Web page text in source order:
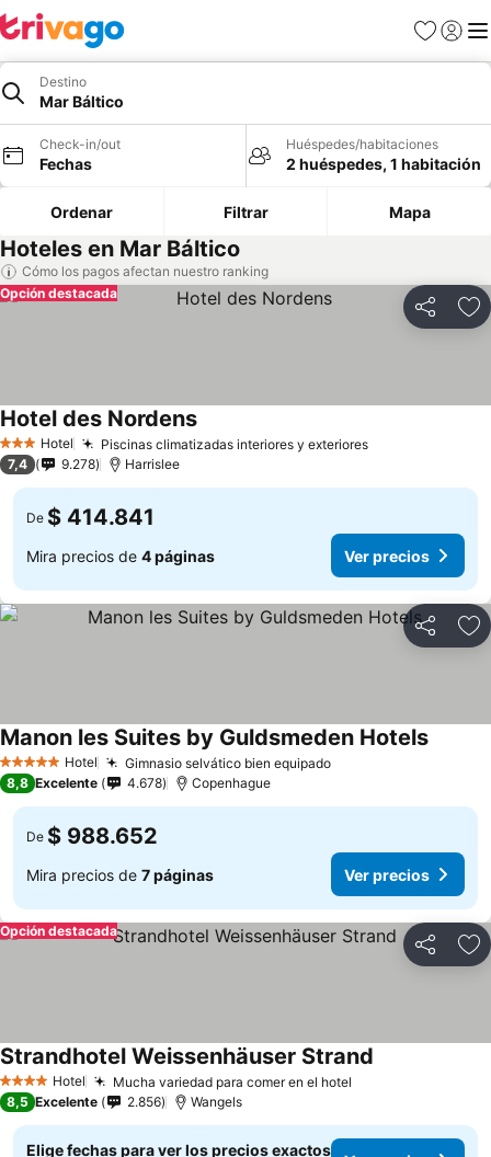
Favoritos
Iniciar
Destino
Mar Báltico
Check-in/out
Fechas
Huéspedes/habitaciones
2 huéspedes, 1 habitación
Ordenar Filtrar Mapa
Hoteles en Mar Báltico
Cómo los pagos afectan nuestro ranking
Compartir
Opción destacada
3 Estrellas
Hotel Piscinas climatizadas interiores y exteriores
Hotel des Nordens
7,4 9.278 Harrislee
De $ 414.841
Mira precios de 4 páginas Ver precios
Compartir
5 Estrellas Hotel Gimnasio selvático bien equipado
Manon les Suites by Guldsmeden Hotels
8,8 Excelente 4.678 Copenhague
De $ 988.652
Mira precios de 7 páginas Ver precios
Compartir
Opción destacada
4 EstrellasHotel Mucha variedad para comer en el hotel
Strandhotel Weissenhäuser Strand
8,5 Excelente 2.856 Wangels
Elige fechas para ver los precios exactos